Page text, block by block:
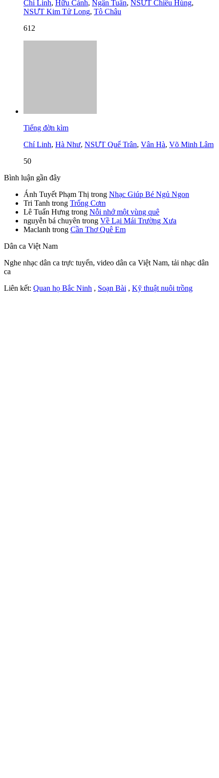
Chí Linh, Hữu Cảnh, Ngân Tuấn, NSƯT Chiêu Hùng,
NSƯT Kim Tử Long, Tô Châu
612
Tiếng đờn kìm
Chí Linh, Hà Như, NSƯT Quế Trân, Vân Hà, Võ Minh Lâm
50
Bình luận gần đây
Ánh Tuyết Phạm Thị trong Nhạc Giúp Bé Ngủ Ngon
Tri Tanh trong Trống Cơm
Lê Tuấn Hưng trong Nỗi nhớ một vùng quê
nguyễn bá chuyên trong Về Lại Mái Trường Xưa
Maclanh trong Cần Thơ Quê Em
Dân ca Việt Nam
Nghe nhạc dân ca trực tuyến, video dân ca Việt Nam, tải nhạc dân
ca
Liên kết: Quan họ Bắc Ninh , Soạn Bài , Kỹ thuật nuôi trồng